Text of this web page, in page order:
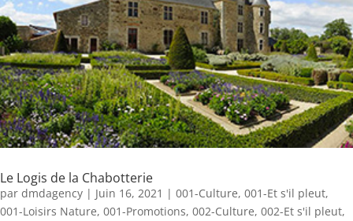
Le Logis de la Chabotterie
par dmdagency | Juin 16, 2021 | 001-Culture, 001-Et s'il pleut,
001-Loisirs Nature, 001-Promotions, 002-Culture, 002-Et s'il pleut,